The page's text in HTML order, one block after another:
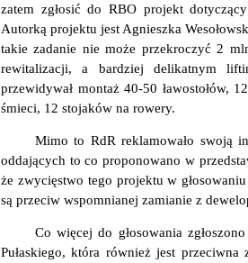
zatem zgłosić do RBO projekt
Autorką projektu jest Agnieszka
takie zadanie nie może przekroczyć 2
rewitalizacji, a bardziej delikatnym
przewidywał montaż 40-50 ławostołów,
śmieci, 12 stojaków na rowery.
Mimo to RdR reklamowało swoją
oddających to co proponowano w
że zwycięstwo tego projektu w
są przeciw wspomnianej zamianie z
Co więcej do głosowania
Pułaskiego, która również jest przeciwna